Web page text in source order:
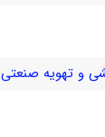
و تهویه صنعتی